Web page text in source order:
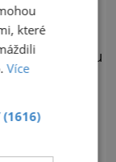
Tou
které
Více
(1616)